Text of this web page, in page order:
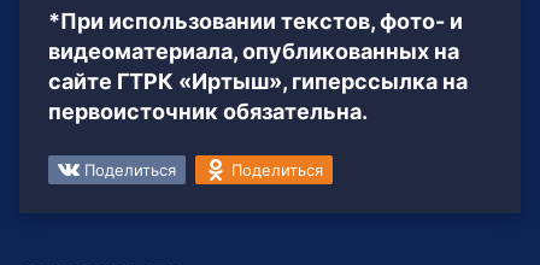
*При использовании текстов, фото- и
видеоматериала, опубликованных на
сайте ГТРК «Иртыш», гиперссылка на
первоисточник обязательна.
Поделиться Поделиться